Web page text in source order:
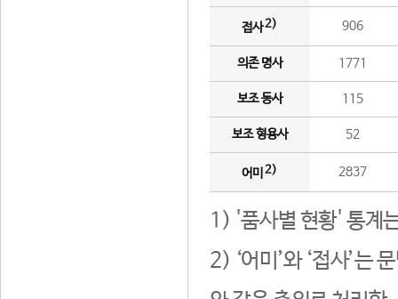
접사2) 906
의존 명사 1771
보조 동사 115
보조 형용사 52
어미 2) 2837
1) '품사별 현황' 통계
2) ‘어미’와 ‘접사’는